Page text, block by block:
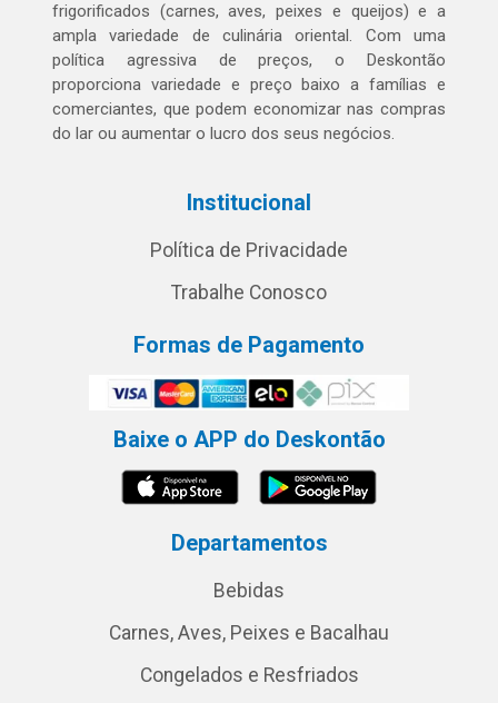
frigorificados (carnes, aves, peixes e queijos) e a
ampla variedade de culinária oriental. Com uma
política agressiva de preços, o Deskontão
proporciona variedade e preço baixo a famílias e
comerciantes, que podem economizar nas compras
do lar ou aumentar o lucro dos seus negócios.
Institucional
Política de Privacidade
Trabalhe Conosco
Formas de Pagamento
Baixe o APP do Deskontão
Departamentos
Bebidas
Carnes, Aves, Peixes e Bacalhau
Congelados e Resfriados